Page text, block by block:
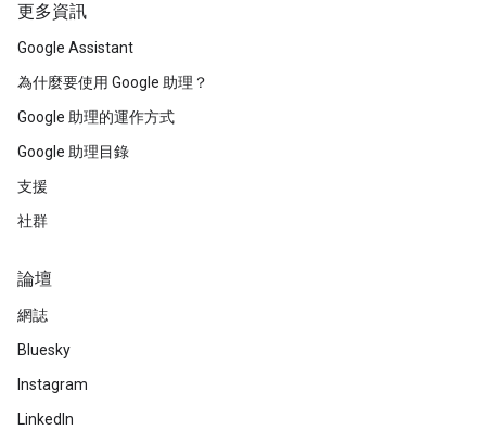
更多資訊
Google Assistant
為什麼要使用 Google 助理？
Google 助理的運作方式
Google 助理目錄
支援
社群
論壇
網誌
Bluesky
Instagram
LinkedIn